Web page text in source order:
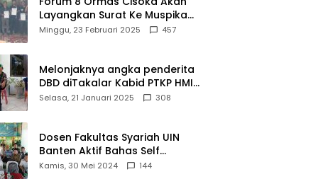
Layangkan Surat Ke Muspika
Atas Adanya Kantor Matel di
Minggu, 23 Februari 2025 457
Melonjaknya angka penderita
DBD diTakalar Kabid PTKP HMI
Cab.Takalar angkat bicara
Selasa, 21 Januari 2025 308
Dosen Fakultas Syariah UIN
Banten Aktif Bahas Self
Declare Halal dalam Forum
Kamis, 30 Mei 2024 144